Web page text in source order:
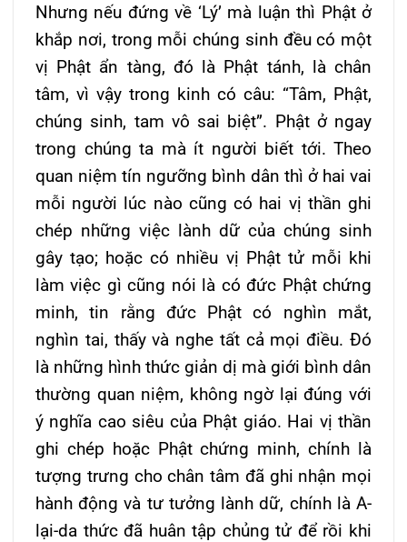
Nhưng nếu đứng về ‘Lý’ mà luận thì Phật ở
khắp nơi, trong mỗi chúng sinh đều có một
vị Phật ẩn tàng, đó là Phật tánh, là chân
tâm, vì vậy trong kinh có câu: “Tâm, Phật,
chúng sinh, tam vô sai biệt”. Phật ở ngay
trong chúng ta mà ít người biết tới. Theo
quan niệm tín ngưỡng bình dân thì ở hai vai
mỗi người lúc nào cũng có hai vị thần ghi
chép những việc lành dữ của chúng sinh
gây tạo; hoặc có nhiều vị Phật tử mỗi khi
làm việc gì cũng nói là có đức Phật chứng
minh, tin rằng đức Phật có nghìn mắt,
nghìn tai, thấy và nghe tất cả mọi điều. Ðó
là những hình thức giản dị mà giới bình dân
thường quan niệm, không ngờ lại đúng với
ý nghĩa cao siêu của Phật giáo. Hai vị thần
ghi chép hoặc Phật chứng minh, chính là
tượng trưng cho chân tâm đã ghi nhận mọi
hành động và tư tưởng lành dữ, chính là A-
lại-da thức đã huân tập chủng tử để rồi khi